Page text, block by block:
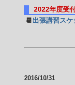
2022年度受
📆 出張講習スケ
2016/10/31